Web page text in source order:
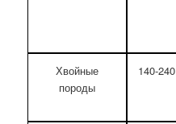
Хвойные
породы
140-240